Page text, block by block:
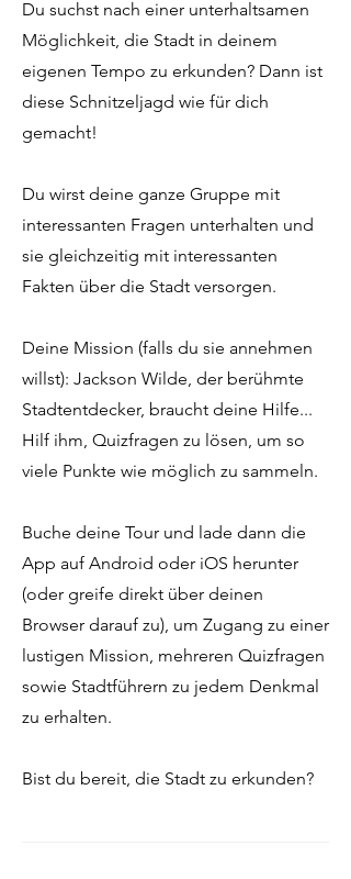
Du suchst nach einer unterhaltsamen
Möglichkeit, die Stadt in deinem
eigenen Tempo zu erkunden? Dann ist
diese Schnitzeljagd wie für dich
gemacht!
Du wirst deine ganze Gruppe mit
interessanten Fragen unterhalten und
sie gleichzeitig mit interessanten
Fakten über die Stadt versorgen.
Deine Mission (falls du sie annehmen
willst): Jackson Wilde, der berühmte
Stadtentdecker, braucht deine Hilfe...
Hilf ihm, Quizfragen zu lösen, um so
viele Punkte wie möglich zu sammeln.
Buche deine Tour und lade dann die
App auf Android oder iOS herunter
(oder greife direkt über deinen
Browser darauf zu), um Zugang zu einer
lustigen Mission, mehreren Quizfragen
sowie Stadtführern zu jedem Denkmal
zu erhalten.
Bist du bereit, die Stadt zu erkunden?